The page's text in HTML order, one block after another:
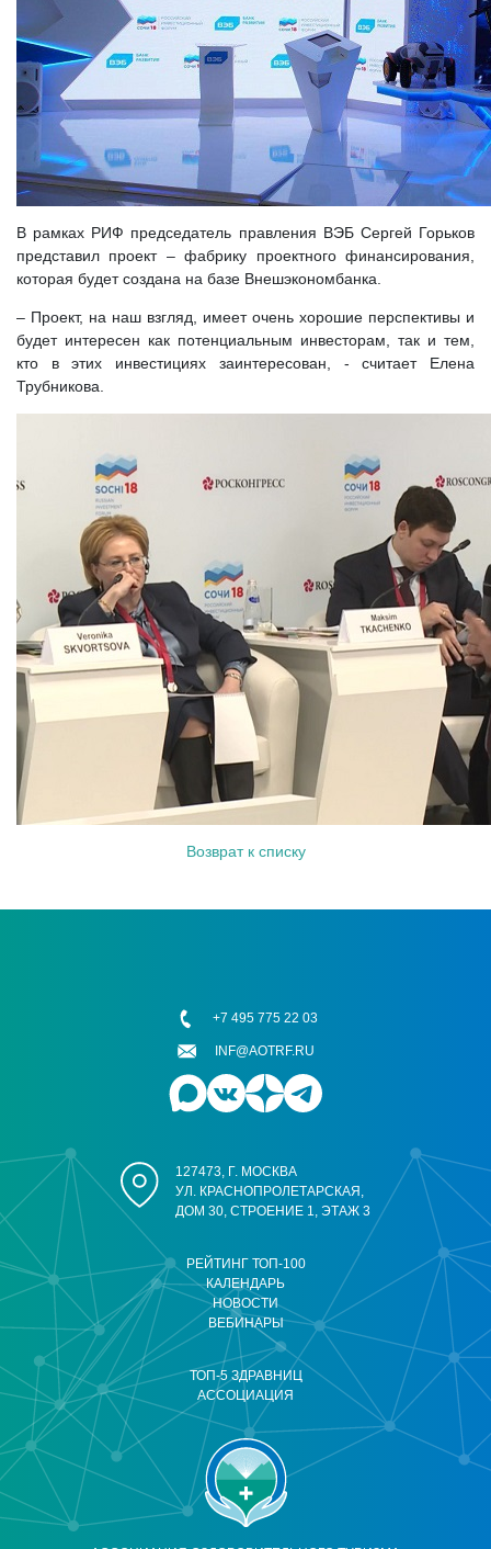
В рамках РИФ председатель правления ВЭБ Сергей Горьков
представил проект – фабрику проектного финансирования,
которая будет создана на базе Внешэкономбанка.
– Проект, на наш взгляд, имеет очень хорошие перспективы и
будет интересен как потенциальным инвесторам, так и тем,
кто в этих инвестициях заинтересован, - считает Елена
Трубникова.
Возврат к списку
РЕЙТИНГ ТОП-100
КАЛЕНДАРЬ
НОВОСТИ
ВЕБИНАРЫ
ТОП-5 ЗДРАВНИЦ
АССОЦИАЦИЯ
127473, Г. МОСКВА
УЛ. КРАСНОПРОЛЕТАРСКАЯ,
ДОМ 30, СТРОЕНИЕ 1, ЭТАЖ 3
+7 495 775 22 03
INF@AOTRF.RU